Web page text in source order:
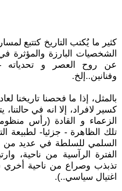
كثير ما يُكتب التاريخ كتتبع
الشخصيات البارزة والمؤثرة
عن روح العصر و تحدياته
وفنانين..إلخ.
بالمثل، إذا ما فحصنا تاريخنا
كسير لافراد، إلا انه في
الزعماء و القادة (رأس
تلك الظاهرة - جزئيا- لطبيعة
السلمي للسلطة في عديد من
الفترة الرآسية من ناحية،
تذبذب وصراع من ناحية
اغتيال سياسي..).